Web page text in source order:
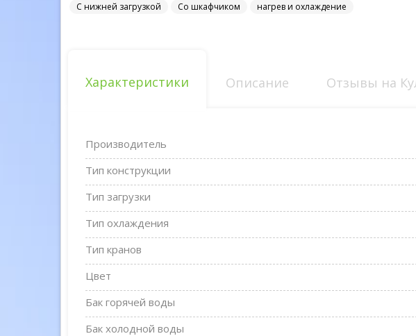
С нижней загрузкой
Со шкафчиком нагрев и охлаждение
Характеристики Описание Отзывы на
Производитель
Тип конструкции
Тип загрузки
Тип охлаждения
Тип кранов
Цвет
Бак горячей воды
Бак холодной воды